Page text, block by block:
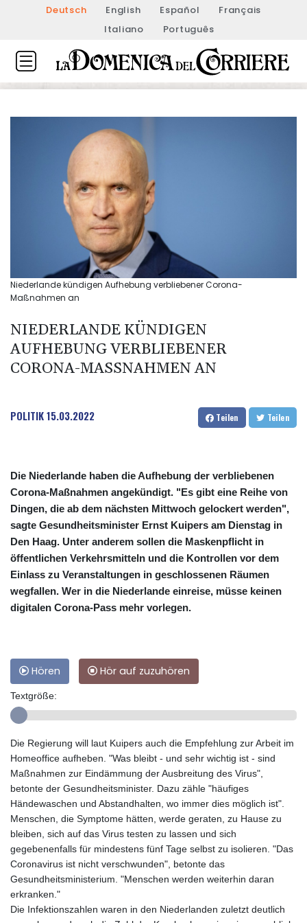
Deutsch English Español
Français
Italiano
Português
Niederlande kündigen Aufhebung verbliebener Corona-
Maßnahmen an
NIEDERLANDE KÜNDIGEN
AUFHEBUNG VERBLIEBENER
CORONA-MASSNAHMEN AN
POLITIK15.03.2022 Teilen Teilen
Die Niederlande haben die Aufhebung der verbliebenen
Corona-Maßnahmen angekündigt. "Es gibt eine Reihe von
Dingen, die ab dem nächsten Mittwoch gelockert werden",
sagte Gesundheitsminister Ernst Kuipers am Dienstag in
Den Haag. Unter anderem sollen die Maskenpflicht in
öffentlichen Verkehrsmitteln und die Kontrollen vor dem
Einlass zu Veranstaltungen in geschlossenen Räumen
wegfallen. Wer in die Niederlande einreise, müsse keinen
digitalen Corona-Pass mehr vorlegen.
Hören Hör auf zuzuhören
Textgröße:
Die Regierung will laut Kuipers auch die Empfehlung zur Arbeit im
Homeoffice aufheben. "Was bleibt - und sehr wichtig ist - sind
Maßnahmen zur Eindämmung der Ausbreitung des Virus",
betonte der Gesundheitsminister. Dazu zähle "häufiges
Händewaschen und Abstandhalten, wo immer dies möglich ist".
Menschen, die Symptome hätten, werde geraten, zu Hause zu
bleiben, sich auf das Virus testen zu lassen und sich
gegebenenfalls für mindestens fünf Tage selbst zu isolieren. "Das
Coronavirus ist nicht verschwunden", betonte das
Gesundheitsministerium. "Menschen werden weiterhin daran
erkranken."
Die Infektionszahlen waren in den Niederlanden zuletzt deutlich